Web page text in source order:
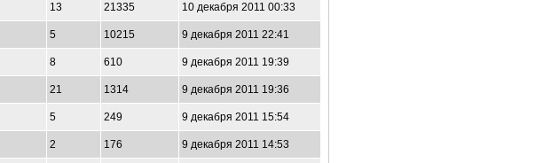
13 21335 10 декабря 2011 00:33
5 10215 9 декабря 2011 22:41
8 610 9 декабря 2011 19:39
21 1314 9 декабря 2011 19:36
5 249 9 декабря 2011 15:54
2 176 9 декабря 2011 14:53